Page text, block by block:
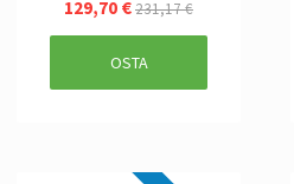
129,70 €231,17 €
OSTA